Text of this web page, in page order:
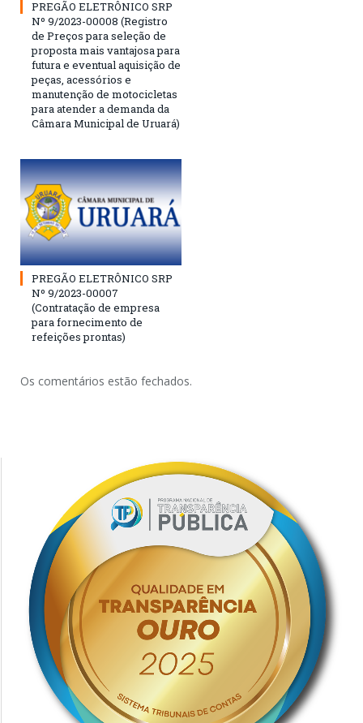
PREGÃO ELETRÔNICO SRP
Nº 9/2023-00008 (Registro
de Preços para seleção de
proposta mais vantajosa para
futura e eventual aquisição de
peças, acessórios e
manutenção de motocicletas
para atender a demanda da
Câmara Municipal de Uruará)
PREGÃO ELETRÔNICO SRP
Nº 9/2023-00007
(Contratação de empresa
para fornecimento de
refeições prontas)
Os comentários estão fechados.